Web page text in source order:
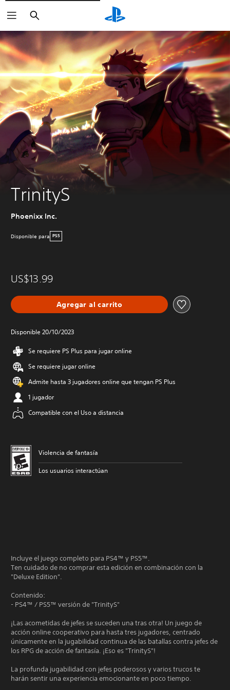
Buscar
TrinityS
Phoenixx Inc.
Disponible para PS5
US$13.99
Agregar al carrito
Disponible 20/10/2023
Se requiere PS Plus para jugar online
Se requiere jugar online
Admite hasta 3 jugadores online que tengan PS Plus
1 jugador
Compatible con el Uso a distancia
Violencia de fantasía
Los usuarios interactúan
Incluye el juego completo para PS4™ y PS5™.
Ten cuidado de no comprar esta edición en combinación con la
"Deluxe Edition".
Contenido:
- PS4™ / PS5™ versión de "TrinityS"
¡Las acometidas de jefes se suceden una tras otra! Un juego de
acción online cooperativo para hasta tres jugadores, centrado
únicamente en la jugabilidad continua de las batallas contra jefes de
los RPG de acción de fantasía. ¡Eso es "TrinityS"!
La profunda jugabilidad con jefes poderosos y varios trucos te
harán sentir una experiencia emocionante en poco tiempo.